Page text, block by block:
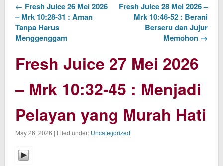
← Fresh Juice 26 Mei 2026
– Mrk 10:28-31 : Aman
Tanpa Harus
Menggenggam
Fresh Juice 28 Mei 2026 –
Mrk 10:46-52 : Berani
Berseru dan Jujur
Memohon →
Fresh Juice 27 Mei 2026
– Mrk 10:32-45 : Menjadi
Pelayan yang Murah Hati
May 26, 2026 | Filed under: Uncategorized